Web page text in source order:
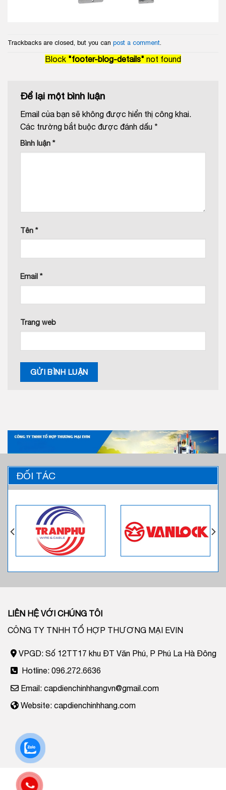
Trackbacks are closed, but you can post a comment.
Block "footer-blog-details" not found
Để lại một bình luận
Email của bạn sẽ không được hiển thị công khai.
Các trường bắt buộc được đánh dấu *
Bình luận *
Tên *
Email *
Trang web
ĐỐI TÁC
LIÊN HỆ VỚI CHÚNG TÔI
CÔNG TY TNHH TỔ HỢP THƯƠNG MẠI EVIN
VPGD: Số 12TT17 khu ĐT Văn Phú, P Phú La Hà Đông
Hotline: 096.272.6636
Email: capdienchinhhangvn@gmail.com
Website: capdienchinhhang.com